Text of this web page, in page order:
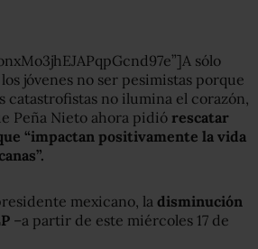
sólo
jóvenes no ser pesimistas porque
catastrofistas no ilumina el corazón,
Peña Nieto ahora pidió rescatar
“impactan positivamente la vida
mexicano, la disminución
–a partir de este miércoles 17 de